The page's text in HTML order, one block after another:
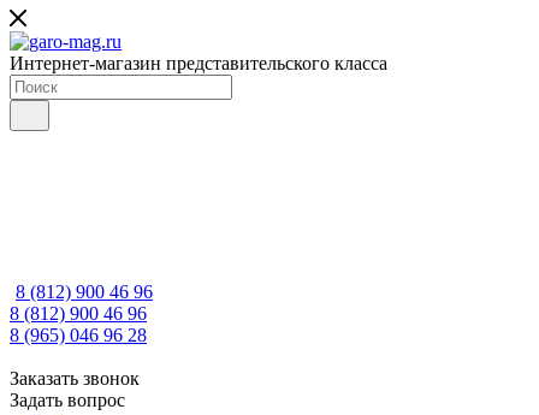
Интернет-магазин представительского класса
8 (812) 900 46 96
8 (812) 900 46 96
8 (965) 046 96 28
Заказать звонок
Задать вопрос